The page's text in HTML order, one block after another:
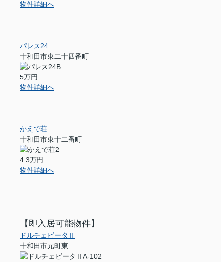
物件詳細へ
パレス24
十和田市東二十四番町
5万円
物件詳細へ
かえで荘
十和田市東十二番町
4.3万円
物件詳細へ
【即入居可能物件】
ドルチェビータⅡ
十和田市元町東